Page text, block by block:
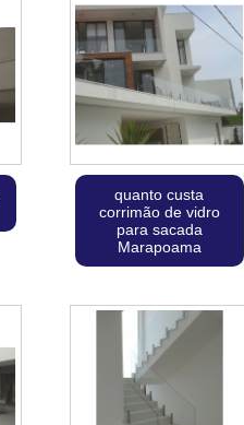
quanto custa
corrimão de vidro
para sacada
Marapoama